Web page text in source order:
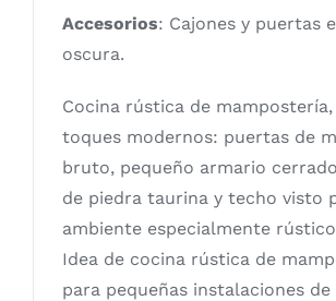
Accesorios: Cajones y puertas
oscura.
Cocina rústica de
toques modernos: puertas de
bruto, pequeño armario
de piedra taurina y techo visto
ambiente especialmente
Idea de cocina rústica de
para pequeñas instalaciones de